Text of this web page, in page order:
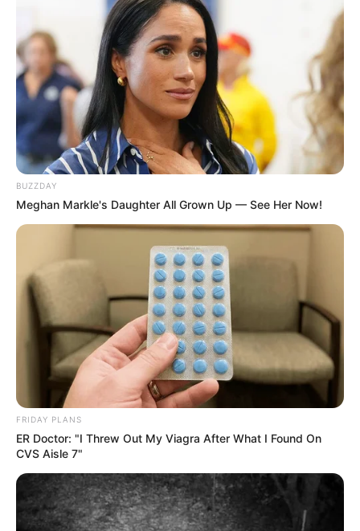
BUZZDAY
Meghan Markle's Daughter All Grown Up — See Her Now!
FRIDAY PLANS
ER Doctor: "I Threw Out My Viagra After What I Found On
CVS Aisle 7"